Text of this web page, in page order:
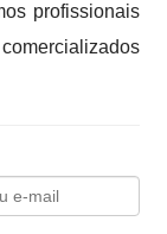
profissionais